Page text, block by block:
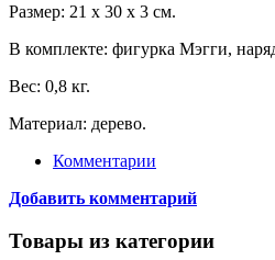
Размер: 21 х 30 х 3 см.
В комплекте: фигурка Мэгги,
Вес: 0,8 кг.
Материал: дерево.
Комментарии
Добавить комментарий
Товары из категории